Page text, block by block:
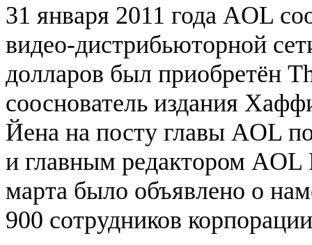
31 января 2011 года AOL
видео-дистрибьюторной
долларов был приобретён
сооснователь издания
Йена на посту главы AOL
и главным редактором
марта было объявлено о
900 сотрудников